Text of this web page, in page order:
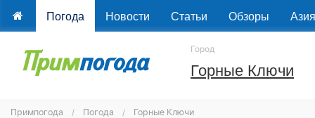
Погода Новости Статьи Обзоры Азия
Город
Горные Ключи
Примпогода Погода Горные Ключи